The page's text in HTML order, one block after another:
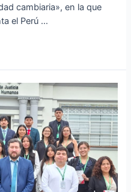
cambiaria», en la que
el Perú …